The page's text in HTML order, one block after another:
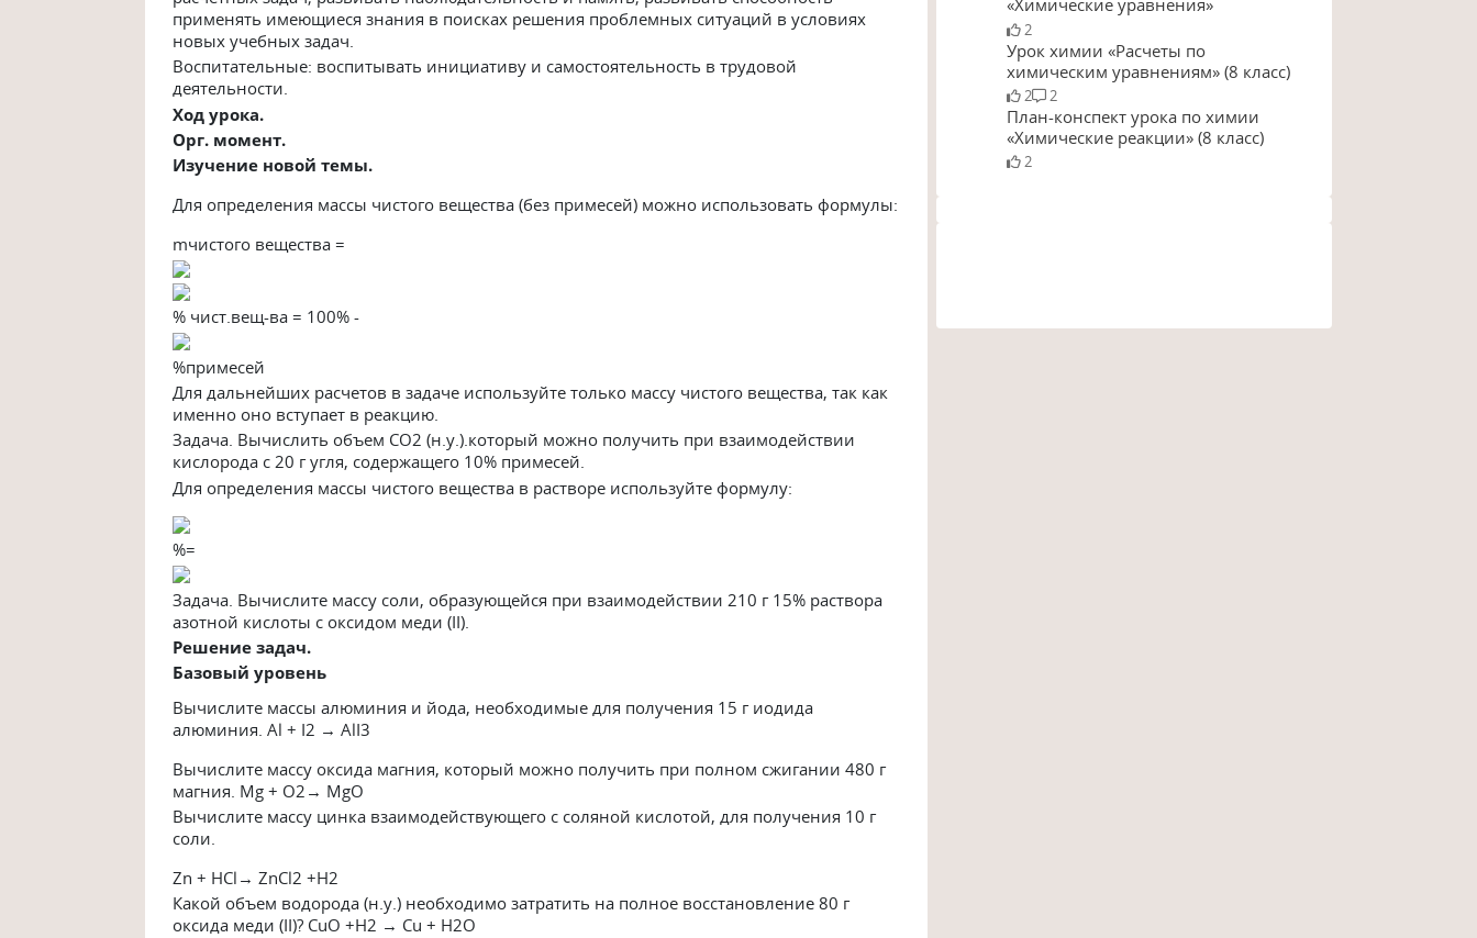
применять имеющиеся знания в поисках решения проблемных ситуаций в условиях
новых учебных задач.
Воспитательные: воспитывать инициативу и самостоятельность в трудовой
деятельности.
Ход урока.
Орг. момент.
Изучение новой темы.
Для определения массы чистого вещества (без примесей) можно использовать формулы:
mчистого вещества =
% чист.вещ-ва = 100% -
%примесей
Для дальнейших расчетов в задаче используйте только массу чистого вещества, так как
именно оно вступает в реакцию.
Задача. Вычислить объем СО2 (н.у.).который можно получить при взаимодействии
кислорода с 20 г угля, содержащего 10% примесей.
Для определения массы чистого вещества в растворе используйте формулу:
%=
Задача. Вычислите массу соли, образующейся при взаимодействии 210 г 15% раствора
азотной кислоты с оксидом меди (II).
Решение задач.
Базовый уровень
Вычислите массы алюминия и йода, необходимые для получения 15 г иодида
алюминия. Al + I2 → AlI3
Вычислите массу оксида магния, который можно получить при полном сжигании 480 г
магния. Mg + O2→ MgO
Вычислите массу цинка взаимодействующего с соляной кислотой, для получения 10 г
соли.
Zn + HCl→ ZnCl2 +H2
Какой объем водорода (н.у.) необходимо затратить на полное восстановление 80 г
оксида меди (II)? CuO +H2 → Cu + H2O
«Химические уравнения»
2
Урок химии «Расчеты по
химическим уравнениям» (8 класс)
2 2
План-конспект урока по химии
«Химические реакции» (8 класс)
2